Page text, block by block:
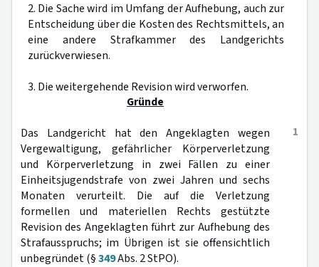
2. Die Sache wird im Umfang der Aufhebung, auch zur
Entscheidung über die Kosten des Rechtsmittels, an
eine andere Strafkammer des Landgerichts
zurückverwiesen.
3. Die weitergehende Revision wird verworfen.
Gründe
1
Das Landgericht hat den Angeklagten wegen
Vergewaltigung, gefährlicher Körperverletzung
und Körperverletzung in zwei Fällen zu einer
Einheitsjugendstrafe von zwei Jahren und sechs
Monaten verurteilt. Die auf die Verletzung
formellen und materiellen Rechts gestützte
Revision des Angeklagten führt zur Aufhebung des
Strafausspruchs; im Übrigen ist sie offensichtlich
unbegründet (§349Abs. 2 StPO).